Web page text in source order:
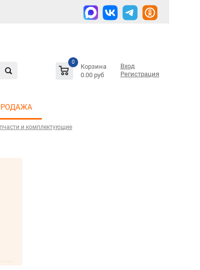
0
Корзина
0.00 руб
Вход
Регистрация
и комплектующие